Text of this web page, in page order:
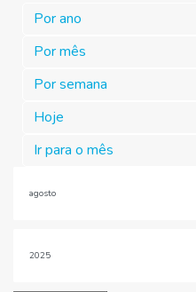
Por ano
Por mês
Por semana
Hoje
Ir para o mês